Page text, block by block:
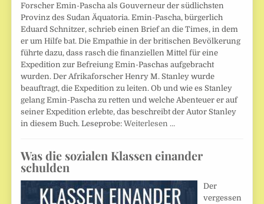
Forscher Emin-Pascha als Gouverneur der südlichsten
Provinz des Sudan Äquatoria. Emin-Pascha, bürgerlich
Eduard Schnitzer, schrieb einen Brief an die Times, in dem
er um Hilfe bat. Die Empathie in der britischen Bevölkerung
führte dazu, dass rasch die finanziellen Mittel für eine
Expedition zur Befreiung Emin-Paschas aufgebracht
wurden. Der Afrikaforscher Henry M. Stanley wurde
beauftragt, die Expedition zu leiten. Ob und wie es Stanley
gelang Emin-Pascha zu retten und welche Abenteuer er auf
seiner Expedition erlebte, das beschreibt der Autor Stanley
in diesem Buch. Leseprobe:Weiterlesen …
Was die sozialen Klassen einander
schulden
Der
vergessen